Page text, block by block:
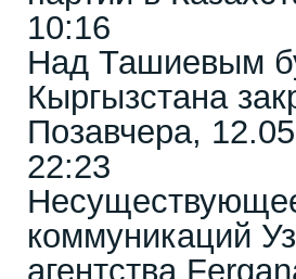
10:16
Над Ташиевым
Кыргызстана
Позавчера,
22:23
коммуникаций
агентства